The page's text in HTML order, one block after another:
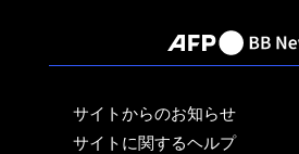
サイトからのお知らせ
サイトに関するヘルプ